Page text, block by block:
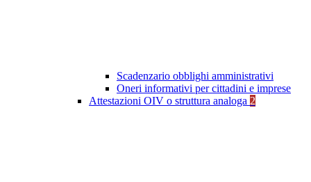
Scadenzario obblighi amministrativi
Oneri informativi per cittadini e imprese
Attestazioni OIV o struttura analoga 2